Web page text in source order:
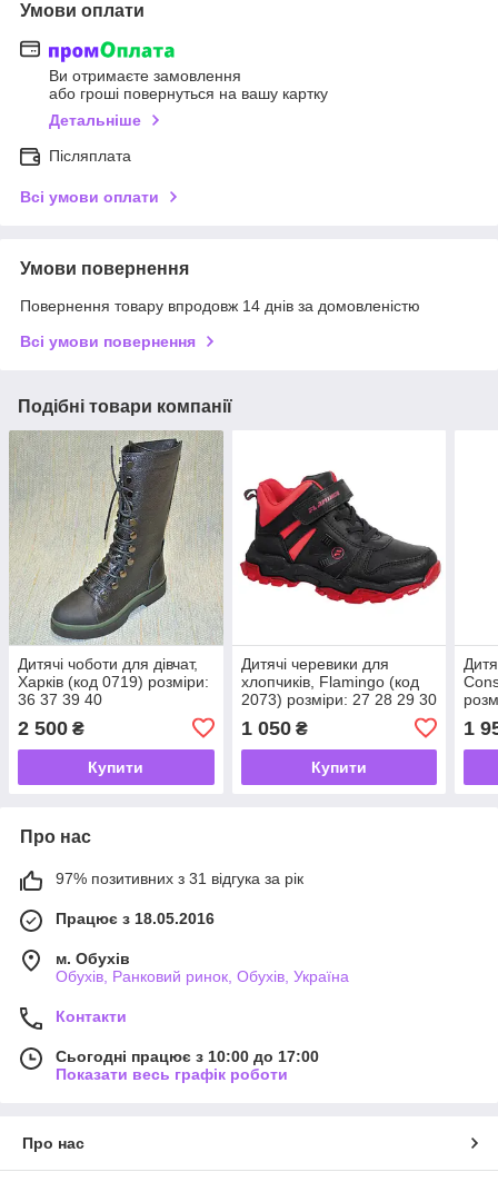
Умови оплати
Ви отримаєте замовлення
або гроші повернуться на вашу картку
Детальніше
Післяплата
Всі умови оплати
Умови повернення
Повернення товару впродовж 14 днів за домовленістю
Всі умови повернення
Подібні товари компанії
Дитячі чоботи для дівчат,
Харків (код 0719) розміри:
36 37 39 40
2 500 ₴
Купити
Дитячі черевики для
хлопчиків, Flamingo (код
2073) розміри: 27 28 29 30
1 050₴
Купити
1
Про нас
97% позитивних з 31 відгука за рік
Працює з 18.05.2016
м. Обухів
Обухів, Ранковий ринок, Обухів, Україна
Контакти
Сьогодні працює з 10:00 до 17:00
Показати весь графік роботи
Про нас